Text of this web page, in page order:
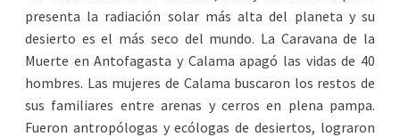
presenta la radiación solar más alta del planeta y su
desierto es el más seco del mundo. La Caravana de la
Muerte en Antofagasta y Calama apagó las vidas de 40
hombres. Las mujeres de Calama buscaron los restos de
sus familiares entre arenas y cerros en plena pampa.
Fueron antropólogas y ecólogas de desiertos, lograron